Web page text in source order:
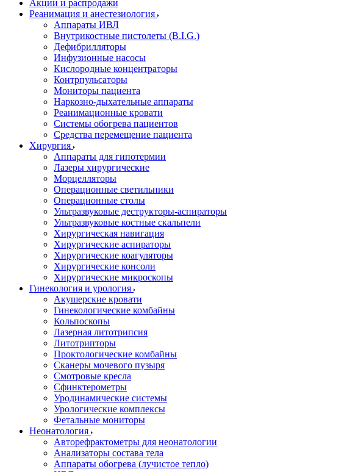
Акции и распродажи
Реанимация и анестезиология
Аппараты ИВЛ
Внутрикостные пистолеты (B.I.G.)
Дефибрилляторы
Инфузионные насосы
Кислородные концентраторы
Контрпульсаторы
Мониторы пациента
Наркозно-дыхательные аппараты
Реанимационные кровати
Системы обогрева пациентов
Средства перемещение пациента
Хирургия
Аппараты для гипотермии
Лазеры хирургические
Морцелляторы
Операционные светильники
Операционные столы
Ультразвуковые деструкторы-аспираторы
Ультразвуковые костные скальпели
Хирургическая навигация
Хирургические аспираторы
Хирургические коагуляторы
Хирургические консоли
Хирургические микроскопы
Гинекология и урология
Акушерские кровати
Гинекологические комбайны
Кольпоскопы
Лазерная литотрипсия
Литотрипторы
Проктологические комбайны
Сканеры мочевого пузыря
Смотровые кресла
Сфинктерометры
Уродинамические системы
Урологические комплексы
Фетальные мониторы
Неонатология
Авторефрактометры для неонатологии
Анализаторы состава тела
Аппараты обогрева (лучистое тепло)